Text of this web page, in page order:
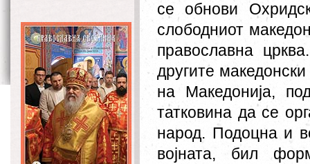
се обнови
слободниот
православна
другите
на Македонија,
татковина да се
народ. Подоцна и
војната, бил